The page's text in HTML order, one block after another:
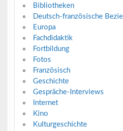
Bibliotheken
Deutsch-französische
Europa
Fachdidaktik
Fortbildung
Fotos
Französisch
Geschichte
Gespräche-Interviews
Internet
Kino
Kulturgeschichte